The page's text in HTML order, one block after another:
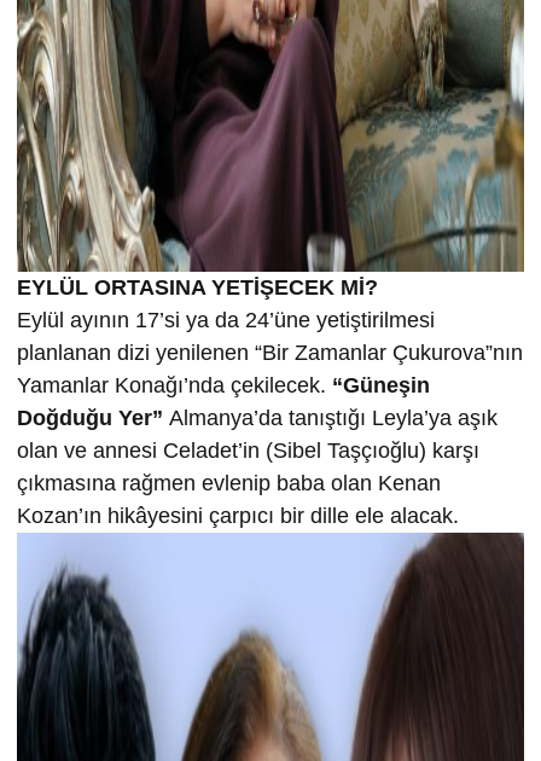
EYLÜL ORTASINA YETİŞECEK Mİ?
Eylül ayının 17’si ya da 24’üne yetiştirilmesi
planlanan dizi yenilenen “Bir Zamanlar Çukurova”nın
Yamanlar Konağı’nda çekilecek. “Güneşin
Doğduğu Yer” Almanya’da tanıştığı Leyla’ya aşık
olan ve annesi Celadet’in (Sibel Taşçıoğlu) karşı
çıkmasına rağmen evlenip baba olan Kenan
Kozan’ın hikâyesini çarpıcı bir dille ele alacak.